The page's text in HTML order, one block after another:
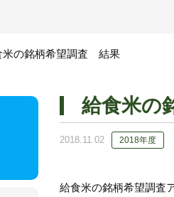
米の銘柄希望調査 結果
給食米の
2018.11.02 2018年度
給食米の銘柄希望調査